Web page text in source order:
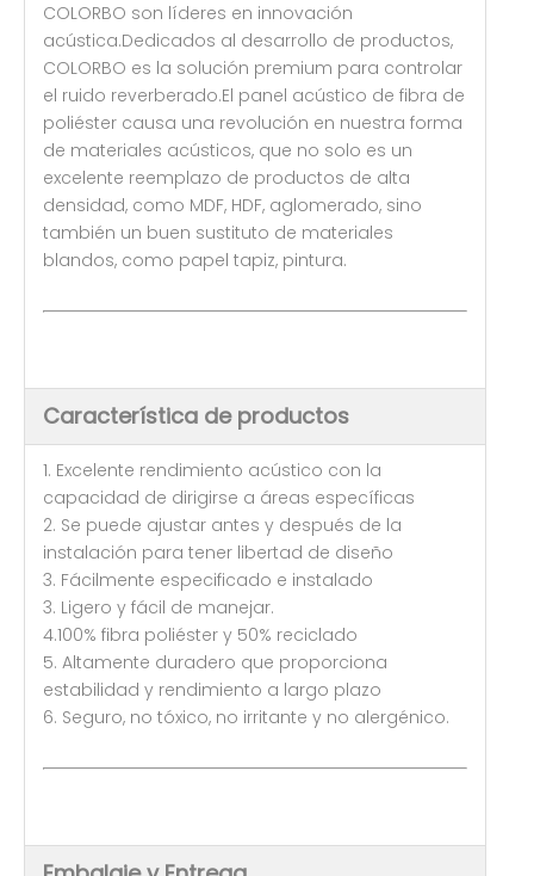
COLORBO son líderes en innovación
acústica.Dedicados al desarrollo de productos,
COLORBO es la solución premium para controlar
el ruido reverberado.El panel acústico de fibra de
poliéster causa una revolución en nuestra forma
de materiales acústicos, que no solo es un
excelente reemplazo de productos de alta
densidad, como MDF, HDF, aglomerado, sino
también un buen sustituto de materiales
blandos, como papel tapiz, pintura.
Característica de productos
1. Excelente rendimiento acústico con la
capacidad de dirigirse a áreas específicas
2. Se puede ajustar antes y después de la
instalación para tener libertad de diseño
3. Fácilmente especificado e instalado
3. Ligero y fácil de manejar.
4.100% fibra poliéster y 50% reciclado
5. Altamente duradero que proporciona
estabilidad y rendimiento a largo plazo
6. Seguro, no tóxico, no irritante y no alergénico.